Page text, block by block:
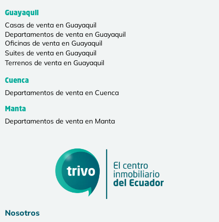
Guayaquil
Casas de venta en Guayaquil
Departamentos de venta en Guayaquil
Oficinas de venta en Guayaquil
Suites de venta en Guayaquil
Terrenos de venta en Guayaquil
Cuenca
Departamentos de venta en Cuenca
Manta
Departamentos de venta en Manta
Nosotros